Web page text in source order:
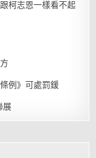
柯志恩一樣看不起
例》可處罰鍰
展